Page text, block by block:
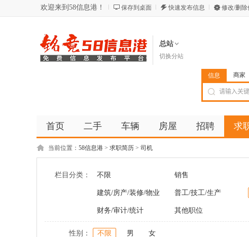
欢迎来到58信息港！ 保存到桌面 快速发布信息 修改/删除
总站
切换分站
信息 商家
首页 二手 车辆 房屋 招聘 求
当前位置： 58信息港 > 求职简历 > 司机
栏目分类： 不限 销售
建筑/房产/装修/物业 普工/技工/生产
财务/审计/统计 其他职位
性别： 不限 男 女